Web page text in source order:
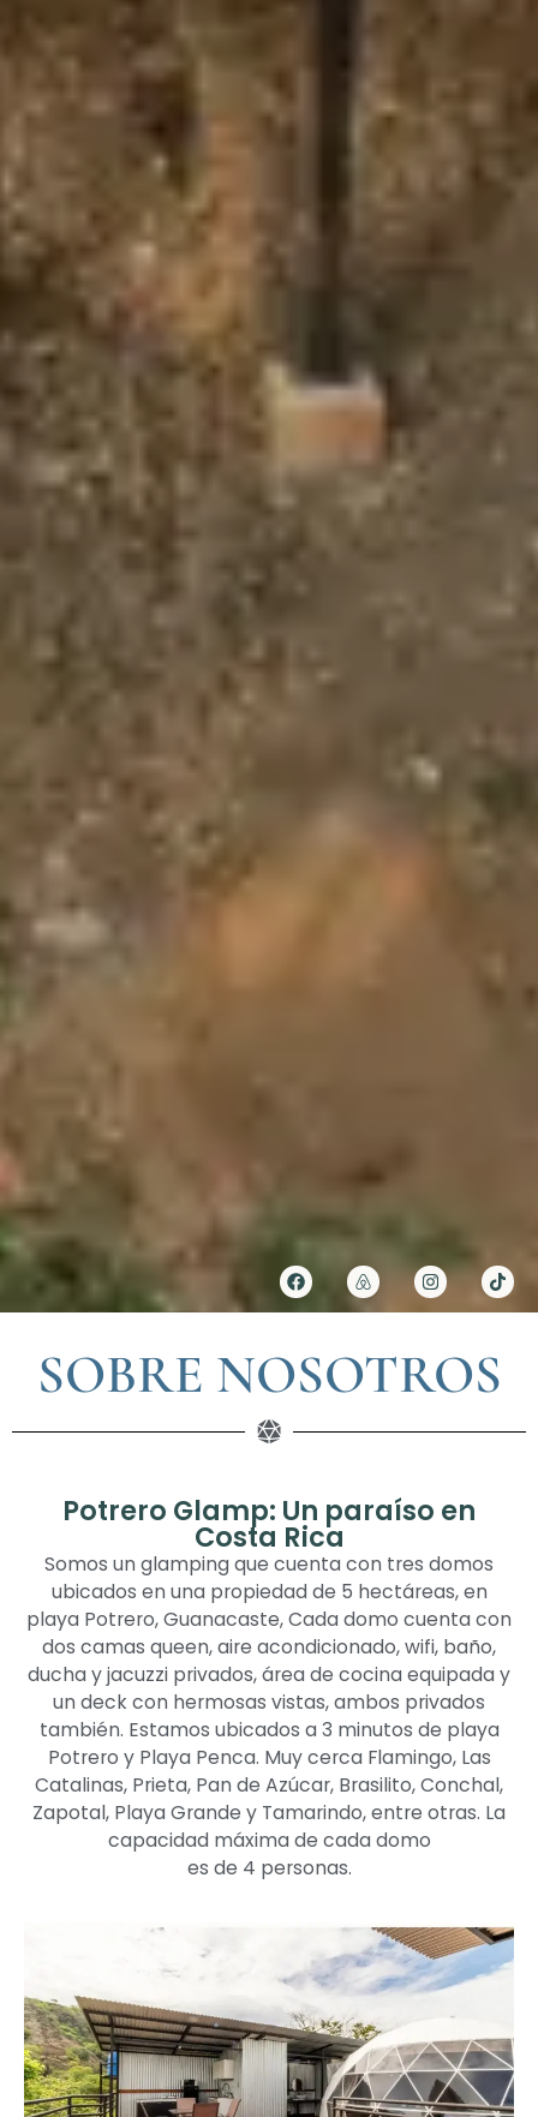
SOBRE NOSOTROS
Potrero Glamp: Un paraíso en
Costa Rica
Somos un glamping que cuenta con tres domos
ubicados en una propiedad de 5 hectáreas, en
playa Potrero, Guanacaste, Cada domo cuenta con
dos camas queen, aire acondicionado, wifi, baño,
ducha y jacuzzi privados, área de cocina equipada y
un deck con hermosas vistas, ambos privados
también. Estamos ubicados a 3 minutos de playa
Potrero y Playa Penca. Muy cerca Flamingo, Las
Catalinas, Prieta, Pan de Azúcar, Brasilito, Conchal,
Zapotal, Playa Grande y Tamarindo, entre otras. La
capacidad máxima de cada domo
es de 4 personas.